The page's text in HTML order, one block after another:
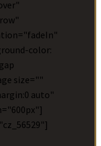
color:
size=""
auto"